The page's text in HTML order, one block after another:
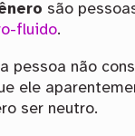
são
fluido.
pessoa não
ele
ser neutro.